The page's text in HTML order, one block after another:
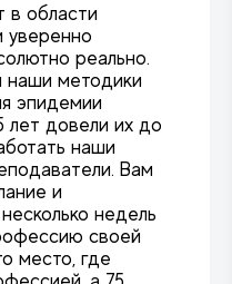
в области
уверенно
реально.
методики
эпидемии
лет довели их до
наши
Вам
и
недель
своей
место, где